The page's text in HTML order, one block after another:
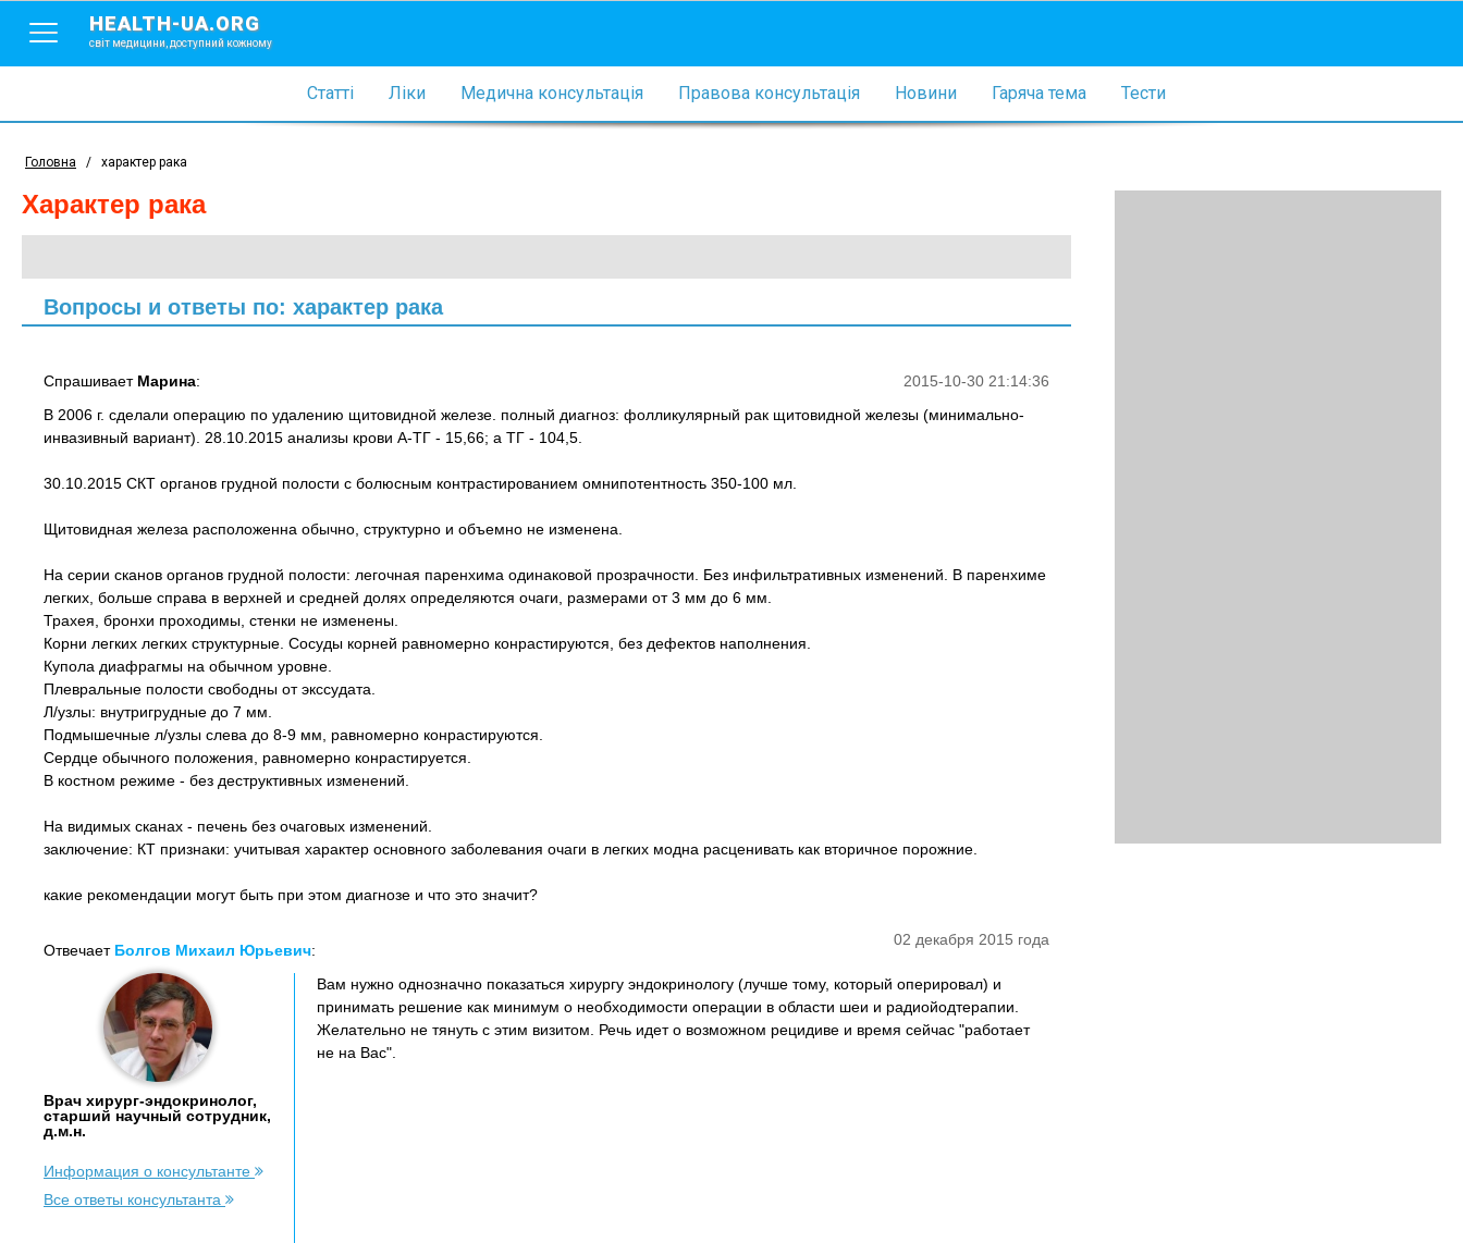
HEALTH-UA.ORG
світ медицини, доступний кожному
Статті Ліки Медична консультація Правова консультація Новини Гаряча тема Тести
Головна / характер рака
характер рака
Вопросы и ответы по: характер рака
2015-10-30 21:14:36
Спрашивает Марина:
В 2006 г. сделали операцию по удалению щитовидной железе. полный диагноз: фолликулярный рак щитовидной железы (минимально-
инвазивный вариант). 28.10.2015 анализы крови А-ТГ - 15,66; а ТГ - 104,5.
30.10.2015 СКТ органов грудной полости с болюсным контрастированием омнипотентность 350-100 мл.
Щитовидная железа расположенна обычно, структурно и объемно не изменена.
На серии сканов органов грудной полости: легочная паренхима одинаковой прозрачности. Без инфильтративных изменений. В паренхиме
легких, больше справа в верхней и средней долях определяются очаги, размерами от 3 мм до 6 мм.
Трахея, бронхи проходимы, стенки не изменены.
Корни легких легких структурные. Сосуды корней равномерно конрастируются, без дефектов наполнения.
Купола диафрагмы на обычном уровне.
Плевральные полости свободны от экссудата.
Л/узлы: внутригрудные до 7 мм.
Подмышечные л/узлы слева до 8-9 мм, равномерно конрастируются.
Сердце обычного положения, равномерно конрастируется.
В костном режиме - без деструктивных изменений.
На видимых сканах - печень без очаговых изменений.
заключение: КТ признаки: учитывая характер основного заболевания очаги в легких модна расценивать как вторичное порожние.
какие рекомендации могут быть при этом диагнозе и что это значит?
02 декабря 2015 года
Отвечает Болгов Михаил Юрьевич:
Врач хирург-эндокринолог,
старший научный сотрудник,
д.м.н.
Информация о консультанте
Все ответы консультанта
Вам нужно однозначно показаться хирургу эндокринологу (лучше тому, который оперировал) и
принимать решение как минимум о необходимости операции в области шеи и радиойодтерапии.
Желательно не тянуть с этим визитом. Речь идет о возможном рецидиве и время сейчас "работает
не на Вас".